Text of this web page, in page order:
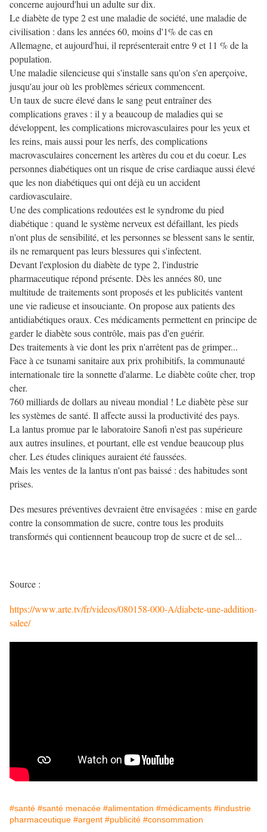
concerne aujourd'hui un adulte sur dix.
Le diabète de type 2 est une maladie de société, une maladie de
civilisation : dans les années 60, moins d'1% de cas en
Allemagne, et aujourd'hui, il représenterait entre 9 et 11 % de la
population.
Une maladie silencieuse qui s'installe sans qu'on s'en aperçoive,
jusqu'au jour où les problèmes sérieux commencent.
Un taux de sucre élevé dans le sang peut entraîner des
complications graves : il y a beaucoup de maladies qui se
développent, les complications microvasculaires pour les yeux et
les reins, mais aussi pour les nerfs, des complications
macrovasculaires concernent les artères du cou et du coeur. Les
personnes diabétiques ont un risque de crise cardiaque aussi élevé
que les non diabétiques qui ont déjà eu un accident
cardiovasculaire.
Une des complications redoutées est le syndrome du pied
diabétique : quand le système nerveux est défaillant, les pieds
n'ont plus de sensibilité, et les personnes se blessent sans le sentir,
ils ne remarquent pas leurs blessures qui s'infectent.
Devant l'explosion du diabète de type 2, l'industrie
pharmaceutique répond présente. Dès les années 80, une
multitude de traitements sont proposés et les publicités vantent
une vie radieuse et insouciante. On propose aux patients des
antidiabétiques oraux. Ces médicaments permettent en principe de
garder le diabète sous contrôle, mais pas d'en guérir.
Des traitements à vie dont les prix n'arrêtent pas de grimper...
Face à ce tsunami sanitaire aux prix prohibitifs, la communauté
internationale tire la sonnette d'alarme. Le diabète coûte cher, trop
cher.
760 milliards de dollars au niveau mondial ! Le diabète pèse sur
les systèmes de santé. Il affecte aussi la productivité des pays.
La lantus promue par le laboratoire Sanofi n'est pas supérieure
aux autres insulines, et pourtant, elle est vendue beaucoup plus
cher. Les études cliniques auraient été faussées.
Mais les ventes de la lantus n'ont pas baissé : des habitudes sont
prises.
Des mesures préventives devraient être envisagées : mise en garde
contre la consommation de sucre, contre tous les produits
transformés qui contiennent beaucoup trop de sucre et de sel...
Source :
https://www.arte.tv/fr/videos/080158-000-A/diabete-une-addition-
salee/
#santé #santé menacée #alimentation #médicaments #industrie
pharmaceutique #argent #publicité #consommation